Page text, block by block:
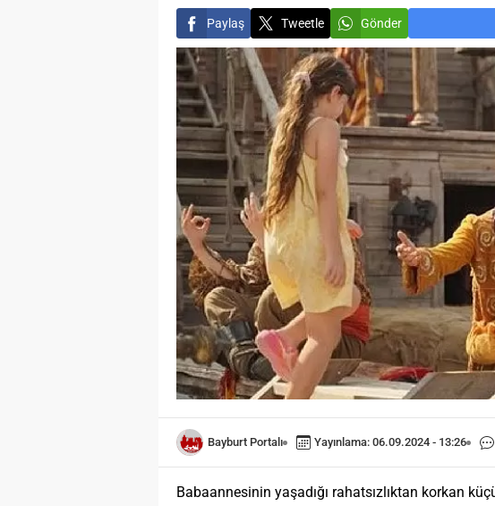
Paylaş Tweetle Gönder
Bayburt Portalı Yayınlama: 06.09.2024 - 13:26
Babaannesinin yaşadığı rahatsızlıktan korkan